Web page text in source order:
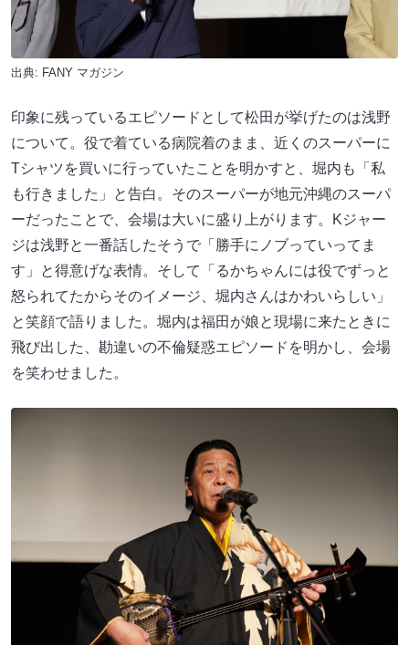
出典: FANY マガジン
印象に残っているエピソードとして松田が挙げたのは浅野
について。役で着ている病院着のまま、近くのスーパーに
Tシャツを買いに行っていたことを明かすと、堀内も「私
も行きました」と告白。そのスーパーが地元沖縄のスーパ
ーだったことで、会場は大いに盛り上がります。Kジャー
ジは浅野と一番話したそうで「勝手にノブっていってま
す」と得意げな表情。そして「るかちゃんには役でずっと
怒られてたからそのイメージ、堀内さんはかわいらしい」
と笑顔で語りました。堀内は福田が娘と現場に来たときに
飛び出した、勘違いの不倫疑惑エピソードを明かし、会場
を笑わせました。